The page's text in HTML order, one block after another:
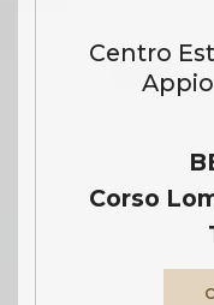
Centro
Corso